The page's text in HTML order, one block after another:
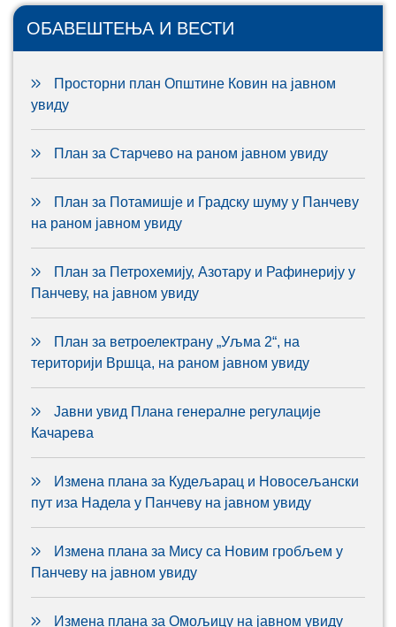
ОБАВЕШТЕЊА И ВЕСТИ
Просторни план Општине Ковин на јавном
увиду
План за Старчево на раном јавном увиду
План за Потамишје и Градску шуму у Панчеву
на раном јавном увиду
План за Петрохемију, Азотару и Рафинерију у
Панчеву, на јавном увиду
План за ветроелектрану „Уљма 2“, на
територији Вршца, на раном јавном увиду
Јавни увид Плана генералне регулације
Качарева
Измена плана за Кудељарац и Новосељански
пут иза Надела у Панчеву на јавном увиду
Измена плана за Мису са Новим гробљем у
Панчеву на јавном увиду
Измена плана за Омољицу на јавном увиду